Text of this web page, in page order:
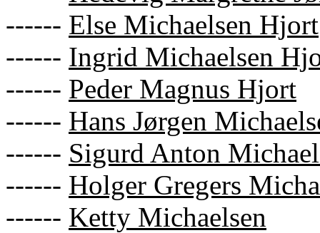
------ Else Michaelsen Hjort
------ Ingrid Michaelsen
------ Peder Magnus Hjort
------ Hans Jørgen
------ Sigurd Anton
------ Holger Gregers
------ Ketty Michaelsen